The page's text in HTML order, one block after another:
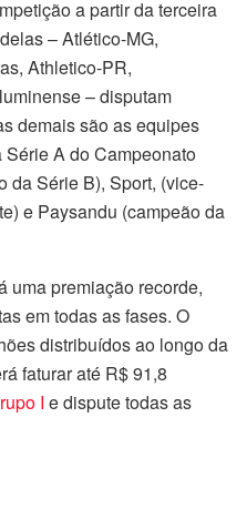
a partir da terceira
– Atlético-MG,
Athletico-PR,
– disputam
demais são as equipes
A do Campeonato
da Série B), Sport, (vice-
e Paysandu (campeão da
uma premiação recorde,
em todas as fases. O
distribuídos ao longo da
faturar até R$ 91,8
I e dispute todas as